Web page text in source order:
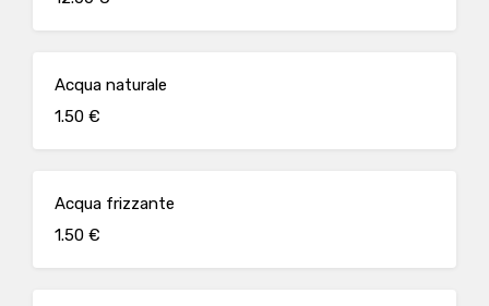
Acqua naturale
1.50 €
Acqua frizzante
1.50 €